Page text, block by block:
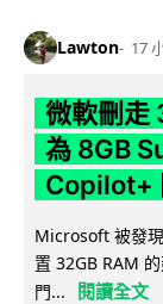
Lawton 17
微軟刪走
為 8GB
Copilot+
Microsoft 被發
置 32GB RAM
門...
閱讀全文